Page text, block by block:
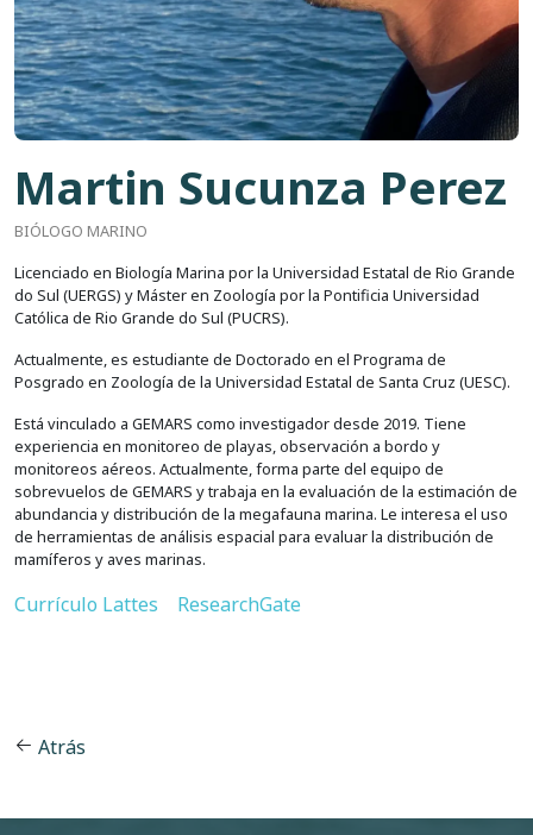
Martin Sucunza Perez
BIÓLOGO MARINO
Licenciado en Biología Marina por la Universidad Estatal de Rio Grande
do Sul (UERGS) y Máster en Zoología por la Pontificia Universidad
Católica de Rio Grande do Sul (PUCRS).
Actualmente, es estudiante de Doctorado en el Programa de
Posgrado en Zoología de la Universidad Estatal de Santa Cruz (UESC).
Está vinculado a GEMARS como investigador desde 2019. Tiene
experiencia en monitoreo de playas, observación a bordo y
monitoreos aéreos. Actualmente, forma parte del equipo de
sobrevuelos de GEMARS y trabaja en la evaluación de la estimación de
abundancia y distribución de la megafauna marina. Le interesa el uso
de herramientas de análisis espacial para evaluar la distribución de
mamíferos y aves marinas.
Currículo Lattes ResearchGate
Atrás